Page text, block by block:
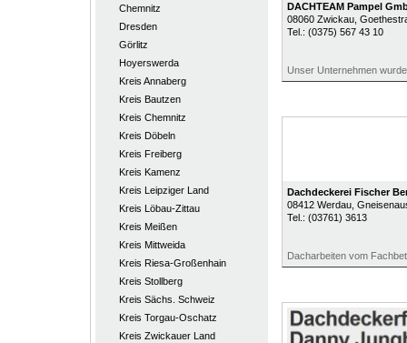
Chemnitz
Dresden
Görlitz
Hoyerswerda
Kreis Annaberg
Kreis Bautzen
Kreis Chemnitz
Kreis Döbeln
Kreis Freiberg
Kreis Kamenz
Kreis Leipziger Land
Kreis Löbau-Zittau
Kreis Meißen
Kreis Mittweida
Kreis Riesa-Großenhain
Kreis Stollberg
Kreis Sächs. Schweiz
Kreis Torgau-Oschatz
Kreis Zwickauer Land
DACHTEAM Pampel
08060 Zwickau,
Tel.: (0375) 567 43 10
Unser Unternehmen
Dachdeckerei Fischer
08412 Werdau,
Tel.: (03761) 3613
Dacharbeiten vom